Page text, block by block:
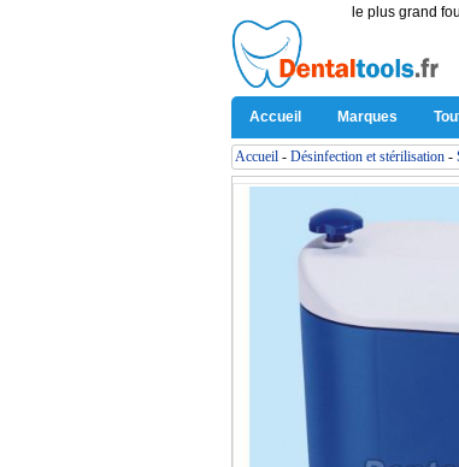
le plus grand
Accueil Marques
Accueil - Désinfection et stérilisation -